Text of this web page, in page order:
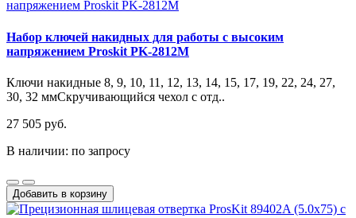
Набор ключей накидных для работы с высоким
напряжением Proskit PK-2812M
Ключи накидные 8, 9, 10, 11, 12, 13, 14, 15, 17, 19, 22, 24, 27,
30, 32 ммСкручивающийся чехол с отд..
27 505 руб.
В наличии: по запросу
Добавить в корзину